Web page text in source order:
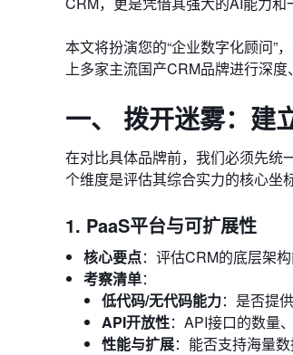
本文将扮演您的“企业数字化顾问”
上多家主流国产CRM品牌进行深
一、 拨开迷雾：建
在对比具体品牌前，我们必须先统
个维度是评估其综合实力的核心坐标
1. PaaS平台与可扩展性
核心要点：评估CRM的底层架
考察清单：
低代码/无代码能力：是否提
API开放性：API接口的数量
性能与扩展：能否支持海量